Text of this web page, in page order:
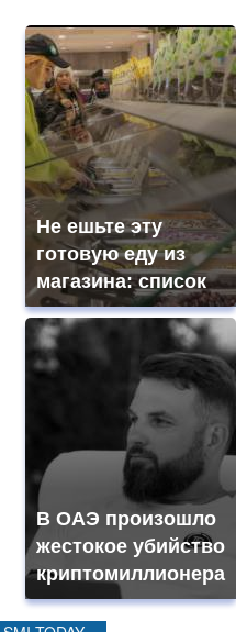
Не ешьте эту
готовую еду из
магазина: список
В ОАЭ произошло
жестокое убийство
криптомиллионера